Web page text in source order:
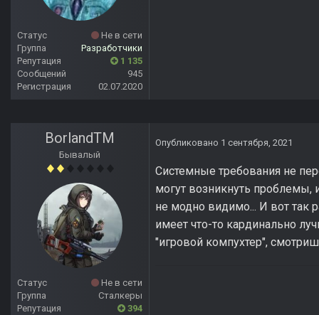
Статус
Не в сети
Группа
Разработчики
Репутация
1 135
Сообщений
945
Регистрация
02.07.2020
BorlandTM
Бывалый
Статус
Не в сети
Группа
Сталкеры
Репутация
394
Опубликовано 1 сентября, 2021
Системные требования не
могут возникнуть проблемы,
не модно видимо... И вот так
имеет что-то кардинально
"игровой компухтер",